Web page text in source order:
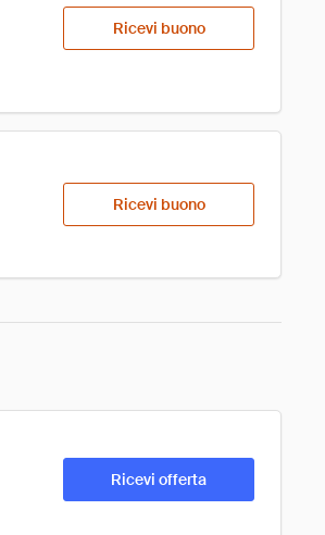
Ricevi buono
Ricevi buono
Ricevi offerta